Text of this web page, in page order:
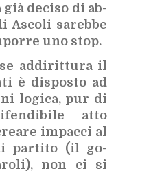
de­ci­so di ab­
Asco­li sa­reb­be
uno stop.
se ad­di­rit­tu­ra il
è di­spo­sto ad
lo­gi­ca, pur di
atto
im­pac­ci al
par­ti­to (il go­
non ci si